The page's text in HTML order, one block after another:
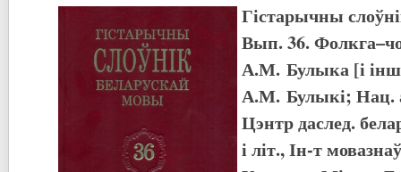
Гістарычны
Вып. 36.
А.М. Булыка [і
А.М. Булыкі; Нац.
Цэнтр даслед.
і літ., Ін-т